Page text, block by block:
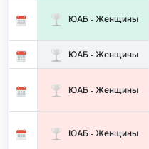
ЮАБ - Женщины
ЮАБ - Женщины
ЮАБ - Женщины
ЮАБ - Женщины